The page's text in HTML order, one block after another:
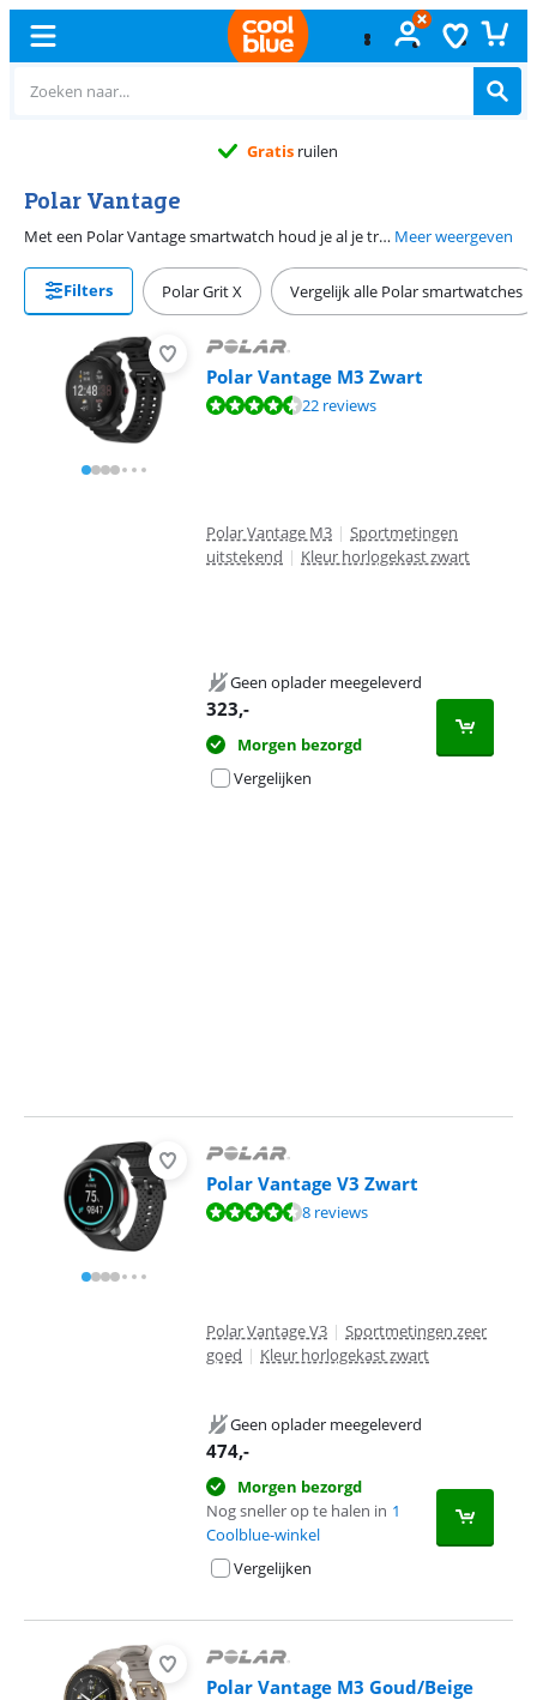
Gratis ruilen
Polar Vantage
Met een Polar Vantage smartwatch houd je al je trainingen bij. Op deze grote multisport horloges bekijk je jouw voortgang bij bijvoorbeeld hardlopen, zwemmen en fietsen. De Polar Vantage V3 is het beste model. Op het grote, heldere scherm zie je alle details van je trainingen. Je krijgt ook uitgebreid advies waarmee je jouw trainingen verbetert en blessures voorkomt. De Polar Vantage M3 is kleiner en heeft een kortere batterijduur. Meer weergeven
Filters Polar Grit X Vergelijk alle Polar smartwatches
Polar Vantage M3 Zwart
Beoordeling is 8,7 van de 10, gebaseerd op 22 reviews.
22 reviews
Polar Vantage M3 | Sportmetingen
uitstekend | Kleur horlogekast zwart
Geen oplader meegeleverd
323,-
Morgen bezorgd
Vergelijken
Polar Vantage V3 Zwart
Beoordeling is 9,2 van de 10, gebaseerd op 8 reviews.
8 reviews
Polar Vantage V3 | Sportmetingen zeer
goed | Kleur horlogekast zwart
Geen oplader meegeleverd
474,-
Morgen bezorgd
Nog sneller op te halen in 1
Coolblue-winkel
Vergelijken
Polar Vantage M3 Goud/Beige